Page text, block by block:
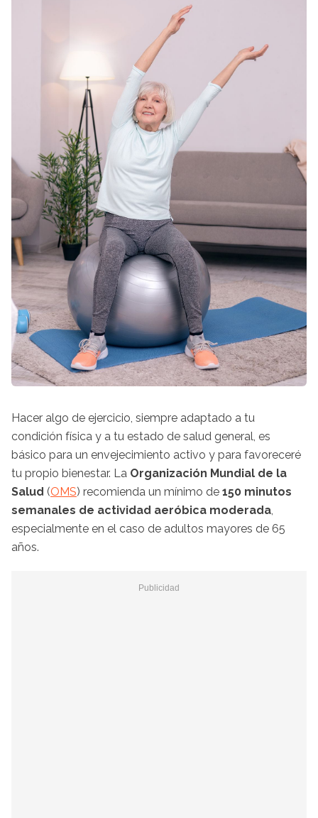
Hacer algo de ejercicio, siempre adaptado a tu
condición física y a tu estado de salud general, es
básico para un envejecimiento activo y para favoreceré
tu propio bienestar. La Organización Mundial de la
Salud (OMS) recomienda un mínimo de 150 minutos
semanales de actividad aeróbica moderada
especialmente en el caso de adultos mayores de 65
años.